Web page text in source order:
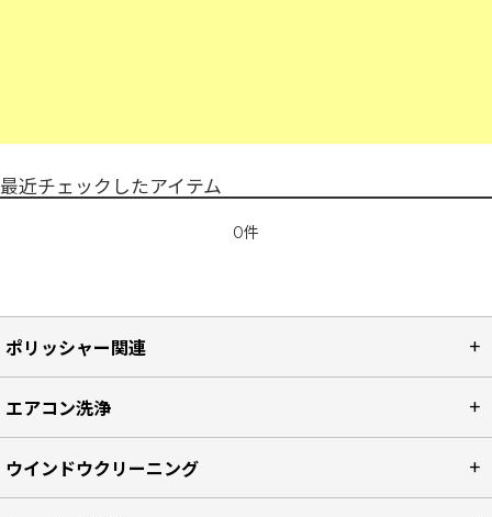
最近チェックしたアイテム
0件
ポリッシャー関連
エアコン洗浄
ウインドウクリーニング